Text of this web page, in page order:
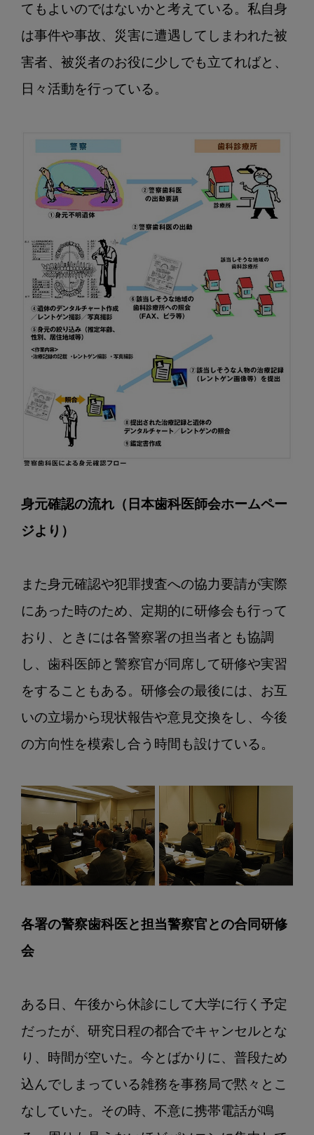
の
元
確
認
業
警
察
歯
科
医
の
仕
と
は？
てもよいのではないかと考えている。私自身
は事件や事故、災害に遭遇してしまわれた被
害者、被災者のお役に少しでも立てればと、
日々活動を行っている。
身元確認の流れ（日本歯科医師会ホームペー
ジより）
また身元確認や犯罪捜査への協力要請が実際
にあった時のため、定期的に研修会も行って
おり、ときには各警察署の担当者とも協調
し、歯科医師と警察官が同席して研修や実習
をすることもある。研修会の最後には、お互
いの立場から現状報告や意見交換をし、今後
の方向性を模索し合う時間も設けている。
各署の警察歯科医と担当警察官との合同研修
会
ある日、午後から休診にして大学に行く予定
だったが、研究日程の都合でキャンセルとな
り、時間が空いた。今とばかりに、普段ため
込んでしまっている雑務を事務局で黙々とこ
なしていた。その時、不意に携帯電話が鳴